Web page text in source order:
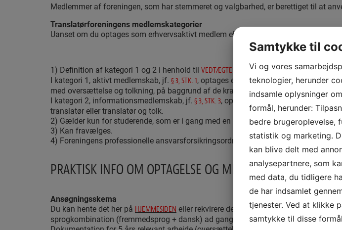
Medlemmer af foreningen, som har stemmeret og valgbarhed, er berettiget til at
Translatørforeningens medlemskategorier
Uanset om du optages som erhvervsaktivt medlem eller informationsmedlem,
1) Definition af kategori 1 og 2 i henhold til VEDTÆGTERNE
I kategori 1, aktivt medlemskab, jf. § 3, STK. 1, optages enhver, der som selvstændigt
med oversættelse og tolkning, på baggrund af de krav, der er beskrevet i
I kategori 2, informationsmedlemskab, jf. § 3, STK. 3, optages samme type
translatør eller translatør og tolk.
2) Gælder kun for studerende, som er i gang med en direkte adgangsgivende
3) Kan fravælges.
4) Foreningens professionelle ansvarsforsikringsordning hos HDI betales separat,
PRAKTISK INFO OM OPTAGELSE OG MEDLEMSKAB I
Ansøgningsskema
Du kan hente det her på HJEMMESIDEN eller rekvirere det hosSEKRETARIATET, som også
sprogkombination (fremmedsprog + dansk) ad gangen. Skemaet (underskrevet
Samtykke til
Vi og vores
teknologier, herunder
indsamle oplysninger
formål, herunder:
bedre brugeroplevelse,
statistik og marketing.
kan blive delt med
analysepartnere, som
med data, du tidligere
de har indsamlet
tjenester. Ved at klikke
samtykke til disse